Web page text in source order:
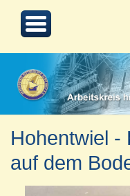
Hohentwiel -
auf dem